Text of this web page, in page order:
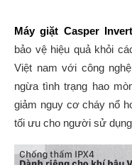
Máy giặt Casper
bảo vệ hiệu quả khỏi
Việt nam với công
ngừa tình trạng hao
giảm nguy cơ cháy nổ
tối ưu cho người sử